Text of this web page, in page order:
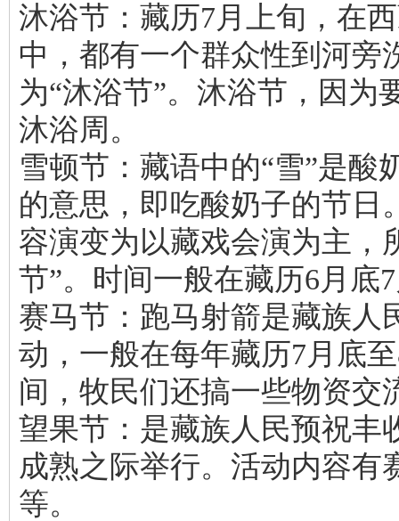
沐浴节：藏历7月上旬，在
中，都有一个群众性到河旁
为“沐浴节”。沐浴节，因为
沐浴周。
雪顿节：藏语中的“雪”是酸
的意思，即吃酸奶子的节日
容演变为以藏戏会演为主，
节”。时间一般在藏历6月底
赛马节：跑马射箭是藏族人
动，一般在每年藏历7月底
间，牧民们还搞一些物资交
望果节：是藏族人民预祝丰
成熟之际举行。活动内容有
等。